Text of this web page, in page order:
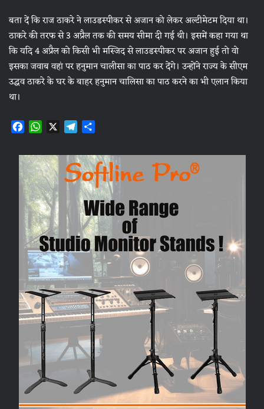
बता दें कि राज ठाकरे ने लाउडस्पीकर से अजान को लेकर अल्टीमेटम दिया था।
ठाकरे की तरफ से 3 अप्रैल तक की समय सीमा दी गई थी। इसमें कहा गया था
कि यदि 4 अप्रैल को किसी भी मस्जिद से लाउडस्‍पीकर पर अजान हुई तो वो
इसका जवाब वहां पर हनुमान चालीसा का पाठ कर देंगे। उन्‍होंने राज्‍य के सीएम
उद्धव ठाकरे के घर के बाहर हनुमान चालिसा का पाठ करने का भी एलान किया
था।
F
c
e
b
o
o
k
W
a
t
s
A
p
p
X T
l
e
g
r
a
m
a
r
e